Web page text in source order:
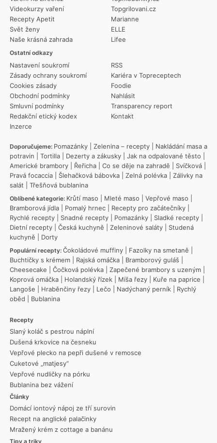
Videokurzy vaření
Recepty Apetit
Svět ženy
Naše krásná zahrada
Ostatní odkazy
Nastavení soukromí
Zásady ochrany soukromí
Cookies zásady
Obchodní podmínky
Smluvní podmínky
Redakční etický kodex
Inzerce
RSS
Kariéra v Topreceptech
Foodie
Nahlásit
Transparency report
Kontakt
Topgrilovani.cz
Marianne
ELLE
Lifee
Doporučujeme: Pomazánky Zelenina – recepty
Nakládání masa a
potravin
Tortilla Dezerty a zákusky Jak na odpalované těsto
Americké brambory
Řeřicha Co se děje na zahradě Svíčková
Pravá focaccia
Šlehačková bábovka Zelná polévka
Zálivky na
salát
Třešňová bublanina
Oblíbené kategorie: Krůtí maso Mleté maso Vepřové maso
Bramborová jídla
Pomalý hrnec Recepty pro začátečníky
Rychlé recepty
Snadné recepty Pomazánky Sladké recepty
Dietní recepty
Česká kuchyně Zeleninové saláty
Studená
kuchyně
Dorty
Populární recepty: Čokoládové muffiny Fazolky na smetaně
Buchtičky s krémem
Rajská omáčka Bramborový guláš
Cheesecake
Čočková polévka Zapečené brambory s uzeným
Koprová omáčka
Holandský řízek Míša řezy Kuře na paprice
Langoše
Hraběnčiny řezy Lečo Nadýchaný perník
Rychlý
oběd
Bublanina
Recepty
Slaný koláč s pestrou náplní
Dušená krkovice na česneku
Vepřové plecko na pepři dušené v remosce
Cuketové „matjesy“
Vepřové nudličky na pórku
Bublanina bez vážení
Články
Domácí iontový nápoj ze tří surovin
Recept na anglické palačinky
Mražený krém z cottage a banánu
Tipy a triky